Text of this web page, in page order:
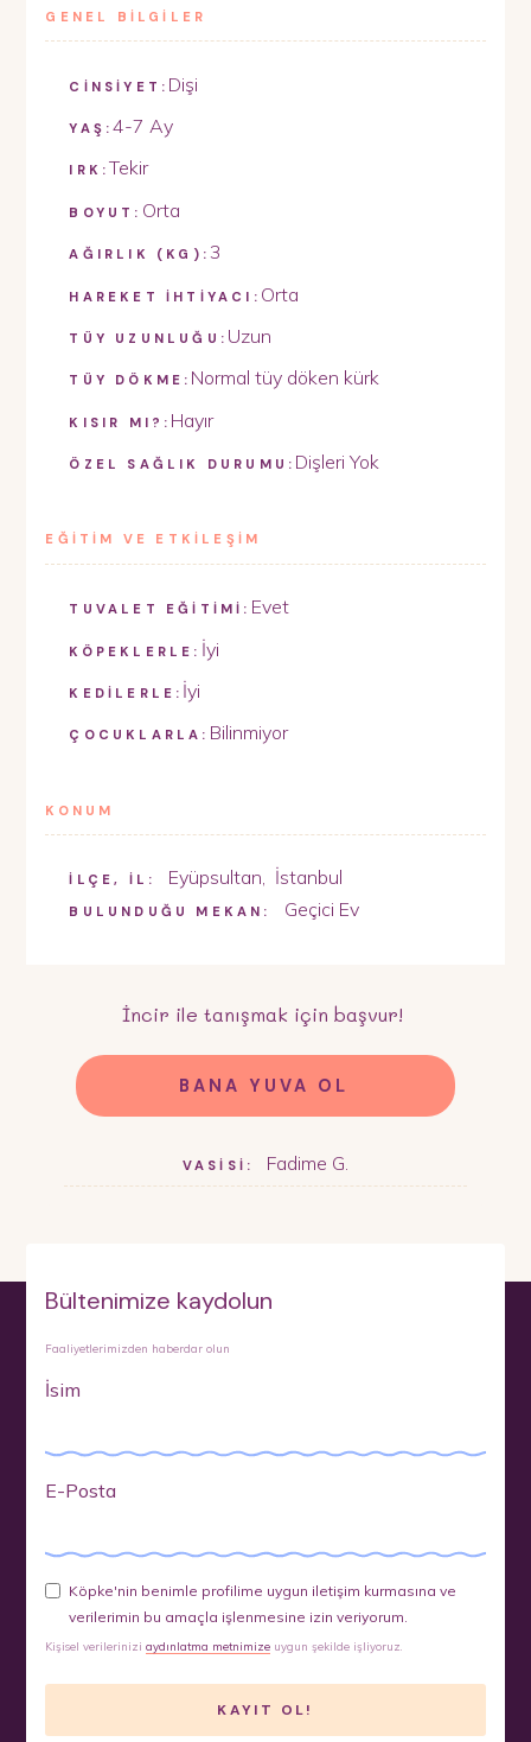
GENEL BİLGİLER
CİNSİYET: Dişi
YAŞ:4-7 Ay
IRK: Tekir
BOYUT: Orta
AĞIRLIK (KG): 3
HAREKET İHTİYACI: Orta
TÜY UZUNLUĞU: Uzun
TÜY DÖKME: Normal tüy döken kürk
KISIR MI?: Hayır
ÖZEL SAĞLIK DURUMU: Dişleri Yok
EĞİTİM VE ETKİLEŞİM
TUVALET EĞİTİMİ: Evet
KÖPEKLERLE: İyi
KEDİLERLE: İyi
ÇOCUKLARLA: Bilinmiyor
KONUM
İLÇE, İL: Eyüpsultan, İstanbul
BULUNDUĞU MEKAN: Geçici Ev
İncir ile tanışmak için başvur!
BANA YUVA OL
VASİSİ: Fadime G.
Bültenimize kaydolun
Faaliyetlerimizden haberdar olun
İsim
E-Posta
Köpke'nin benimle profilime uygun iletişim kurmasına ve
verilerimin bu amaçla işlenmesine izin veriyorum.
Kişisel verileriniziaydınlatma metnimize uygun şekilde işliyoruz.